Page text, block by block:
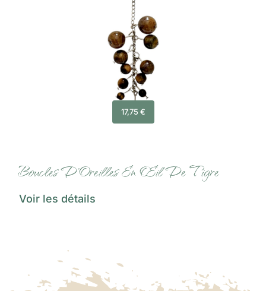
17,75 €
Boucles D’Oreilles En Œil De Tigre
Voir les détails